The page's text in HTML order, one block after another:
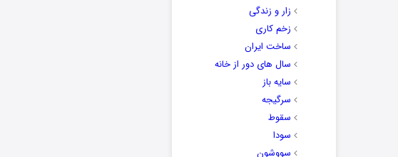
زار و زندگی
زخم کاری
ساخت ایران
سال های دور از خانه
سایه باز
سرگیجه
سقوط
سودا
سووشون